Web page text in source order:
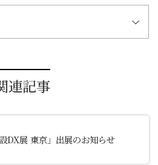
連記事
DX展 東京」出展のお知らせ